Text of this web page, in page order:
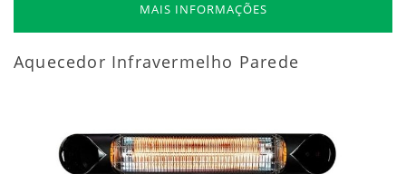
MAIS INFORMAÇÕES
Aquecedor Infravermelho Parede